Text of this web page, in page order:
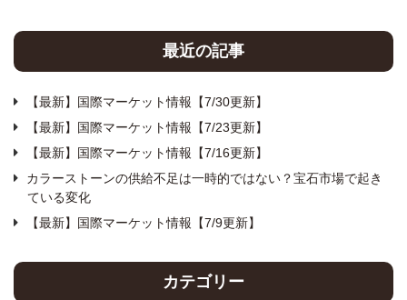
最近の記事
【最新】国際マーケット情報【7/30更新】
【最新】国際マーケット情報【7/23更新】
【最新】国際マーケット情報【7/16更新】
カラーストーンの供給不足は一時的ではない？宝石市場で起き
ている変化
【最新】国際マーケット情報【7/9更新】
カテゴリー